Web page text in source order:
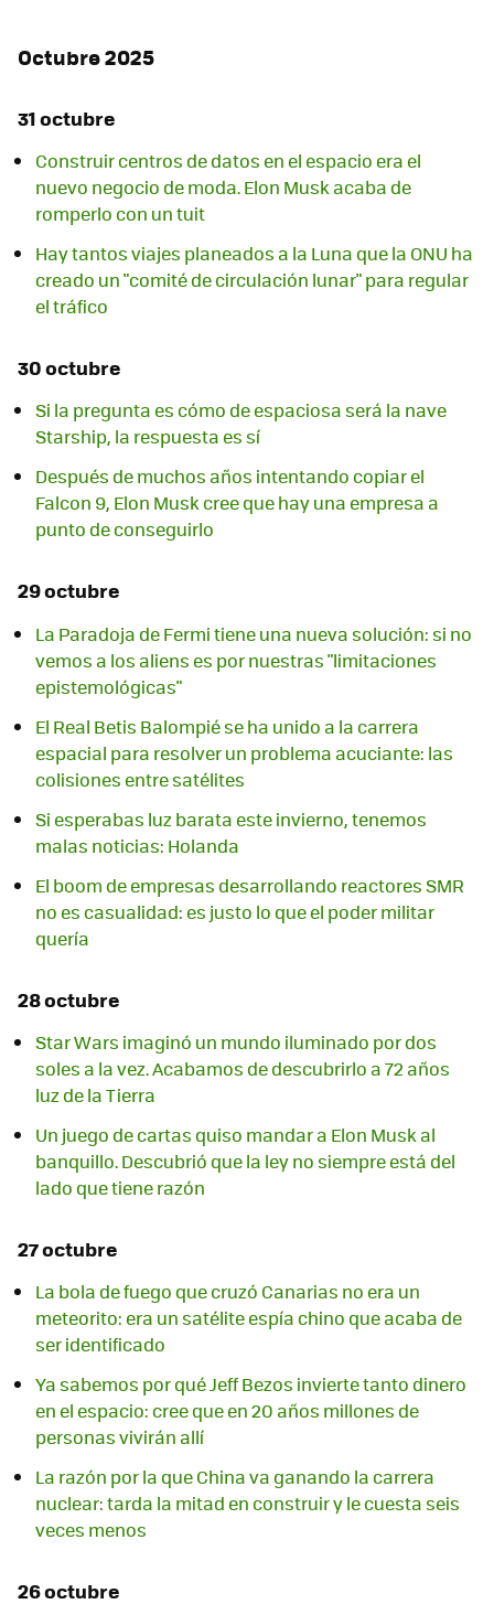
Octubre 2025
31 octubre
Construir centros de datos en el espacio era el
nuevo negocio de moda. Elon Musk acaba de
romperlo con un tuit
Hay tantos viajes planeados a la Luna que la ONU ha
creado un "comité de circulación lunar" para regular
el tráfico
30 octubre
Si la pregunta es cómo de espaciosa será la nave
Starship, la respuesta es sí
Después de muchos años intentando copiar el
Falcon 9, Elon Musk cree que hay una empresa a
punto de conseguirlo
29 octubre
La Paradoja de Fermi tiene una nueva solución: si no
vemos a los aliens es por nuestras "limitaciones
epistemológicas"
El Real Betis Balompié se ha unido a la carrera
espacial para resolver un problema acuciante: las
colisiones entre satélites
Si esperabas luz barata este invierno, tenemos
malas noticias: Holanda
El boom de empresas desarrollando reactores SMR
no es casualidad: es justo lo que el poder militar
quería
28 octubre
Star Wars imaginó un mundo iluminado por dos
soles a la vez. Acabamos de descubrirlo a 72 años
luz de la Tierra
Un juego de cartas quiso mandar a Elon Musk al
banquillo. Descubrió que la ley no siempre está del
lado que tiene razón
27 octubre
La bola de fuego que cruzó Canarias no era un
meteorito: era un satélite espía chino que acaba de
ser identificado
Ya sabemos por qué Jeff Bezos invierte tanto dinero
en el espacio: cree que en 20 años millones de
personas vivirán allí
La razón por la que China va ganando la carrera
nuclear: tarda la mitad en construir y le cuesta seis
veces menos
26 octubre